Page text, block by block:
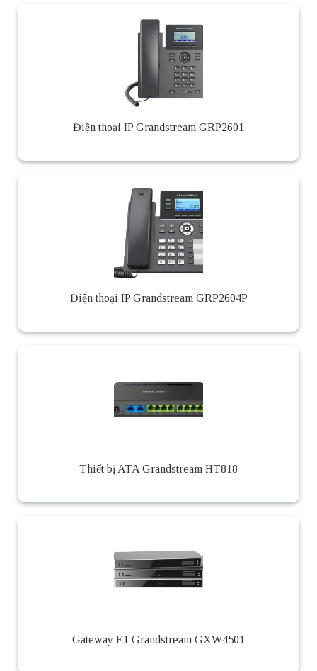
Điện thoại IP Grandstream GRP2601
Điện thoại IP Grandstream GRP2604P
Thiết bị ATA Grandstream HT818
Gateway E1 Grandstream GXW4501